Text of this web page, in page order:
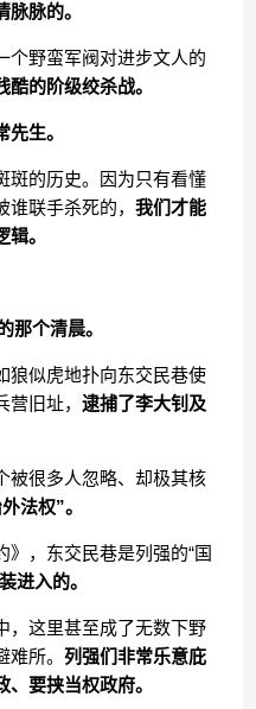
脉的。
野蛮军阀对进步文人的
的阶级绞杀战。
生。
的历史。因为只有看懂
谁联手杀死的，我们才能
。
那个清晨。
似虎地扑向东交民巷使
营旧址，逮捕了李大钊及
很多人忽略、却极其核
法权”。
，东交民巷是列强的“国
进入的。
这里甚至成了无数下野
难所。列强们非常乐意庇
要挟当权政府。